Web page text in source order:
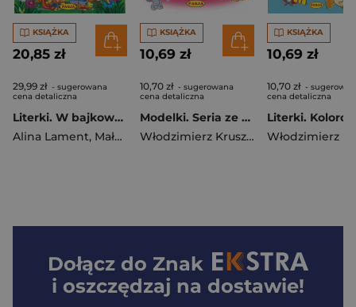
KSIĄŻKA
20,85 zł
29,99 zł - sugerowana
cena detaliczna
Literki. W bajkowym świecie
Alina Lament, Małgorzata Podleśna ,Mariola Budek
KSIĄŻKA
10,69 zł
10,70 zł - sugerowana
cena detaliczna
Modelki. Seria ze Słoneczkiem
Włodzimierz Kruszewski
KSIĄŻKA
10,69 zł
10,70 zł -
cena detaliczna
Dołącz do Znak
i oszczędzaj na dostawie!